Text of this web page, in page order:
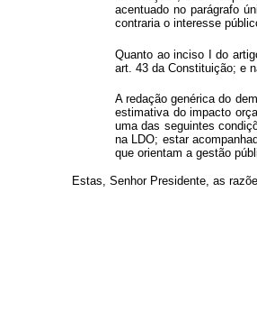
acentuado no parágrafo
contraria o interesse
Quanto ao inciso I do
art. 43 da Constituição; e
A redação genérica do
estimativa do impacto
uma das seguintes
na LDO; estar
que orientam a gestão
Estas, Senhor Presidente, as razões